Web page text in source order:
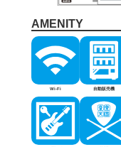
AMENITY
Wi-Fi 自動販売機